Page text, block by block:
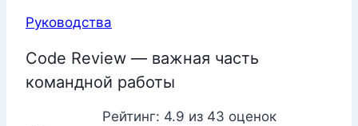
Руководства
Code Review — важная часть
командной работы
Рейтинг: 4.9 из 43 оценок